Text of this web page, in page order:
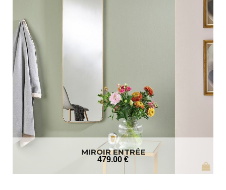
MIROIR ENTRÉE
479.00 €